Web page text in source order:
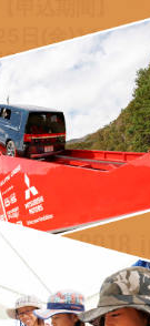
日(金)14:00～
日(月)10:00
・申込はこちら
Camp 2018 in
高原